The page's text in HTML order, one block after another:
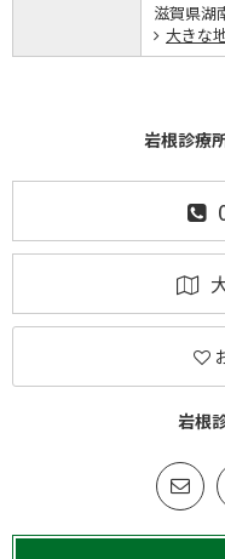
滋賀県湖
大きな
岩根診療
岩根